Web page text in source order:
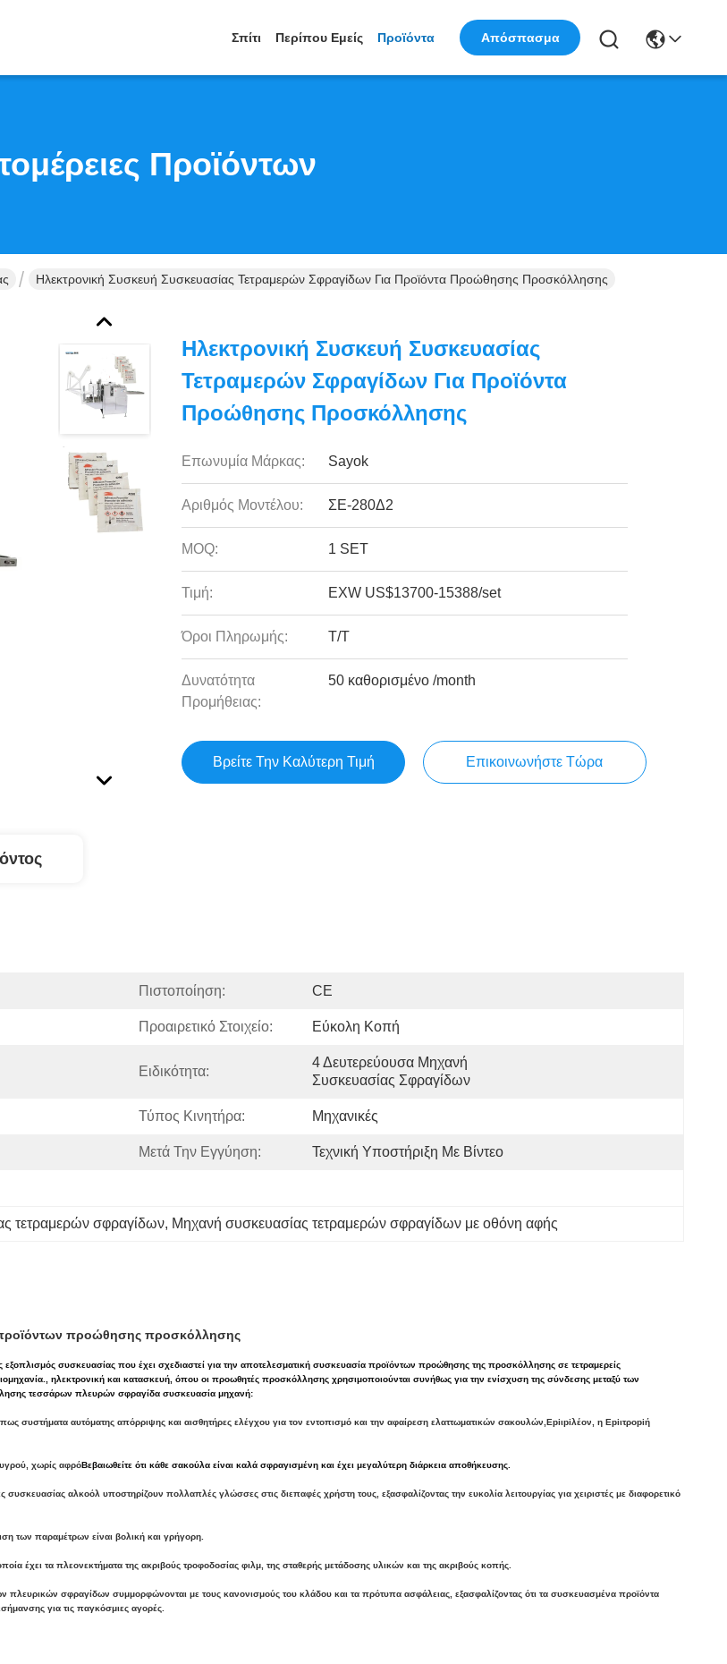
Σπίτι Περίπου Εμείς Προϊόντα Απόσπασμα
Προϊόντων
Ηλεκτρονική Συσκευή Συσκευασίας Τετραμερών Σφραγίδων Για Προϊόντα Προώθησης Προσκόλλησης
Ηλεκτρονική Συσκευή Συσκευασίας
Τετραμερών Σφραγίδων Για Προϊόντα
Προώθησης Προσκόλλησης
Επωνυμία Μάρκας: Sayok
Αριθμός Μοντέλου: ΣΕ-280Δ2
MOQ: 1 SET
Τιμή: EXW US$13700-15388/set
Όροι Πληρωμής: Τ/Τ
Δυνατότητα
Προμήθειας:
50 καθορισμένο /month
Βρείτε Την Καλύτερη Τιμή Επικοινωνήστε Τώρα
Πιστοποίηση: CE
Προαιρετικό Στοιχείο: Εύκολη Κοπή
Ειδικότητα:
4 Δευτερεύουσα Μηχανή
Συσκευασίας Σφραγίδων
Τύπος Κινητήρα: Μηχανικές
Μετά Την Εγγύηση: Τεχνική Υποστήριξη Με Βίντεο
τετραμερών σφραγίδων, Μηχανή συσκευασίας τετραμερών σφραγίδων με οθόνη αφής
προώθησης προσκόλλησης
συσκευασίας που έχει σχεδιαστεί για την αποτελεσματική συσκευασία προϊόντων προώθησης της προσκόλλησης σε τετραμερείς
ηλεκτρονική και κατασκευή, όπου οι προωθητές προσκόλλησης χρησιμοποιούνται συνήθως για την ενίσχυση της σύνδεσης μεταξύ των
τεσσάρων πλευρών σφραγίδα συσκευασία μηχανή:
συστήματα αυτόματης απόρριψης και αισθητήρες ελέγχου για τον εντοπισμό και την αφαίρεση ελαττωματικών σακουλών,Εpiιpiλέον, η Εpiιτροpiή
χωρίς αφρόΒεβαιωθείτε ότι κάθε σακούλα είναι καλά σφραγισμένη και έχει μεγαλύτερη διάρκεια αποθήκευσης.
αλκοόλ υποστηρίζουν πολλαπλές γλώσσες στις διεπαφές χρήστη τους, εξασφαλίζοντας την ευκολία λειτουργίας για χειριστές με διαφορετικό
των παραμέτρων είναι βολική και γρήγορη.
έχει τα πλεονεκτήματα της ακριβούς τροφοδοσίας φιλμ, της σταθερής μετάδοσης υλικών και της ακριβούς κοπής.
σφραγίδων συμμορφώνονται με τους κανονισμούς του κλάδου και τα πρότυπα ασφάλειας, εξασφαλίζοντας ότι τα συσκευασμένα προϊόντα
για τις παγκόσμιες αγορές.